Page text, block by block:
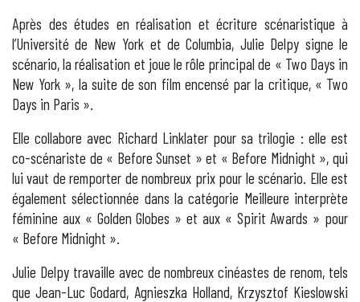
Après des études en réalisation et écriture scénaristique à
l’Université de New York et de Columbia, Julie Delpy signe le
scénario, la réalisation et joue le rôle principal de « Two Days in
New York », la suite de son film encensé par la critique, « Two
Days in Paris ».
Elle collabore avec Richard Linklater pour sa trilogie : elle est
co-scénariste de « Before Sunset » et « Before Midnight », qui
lui vaut de remporter de nombreux prix pour le scénario. Elle est
également sélectionnée dans la catégorie Meilleure interprète
féminine aux « Golden Globes » et aux « Spirit Awards » pour
« Before Midnight ».
Julie Delpy travaille avec de nombreux cinéastes de renom, tels
que Jean-Luc Godard, Agnieszka Holland, Krzysztof Kieslowski